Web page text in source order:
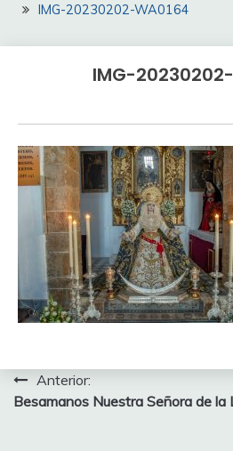
IMG-20230202-WA0164
IMG-
Navegación
de
Anterior:
Besamanos Nuestra Señora de la